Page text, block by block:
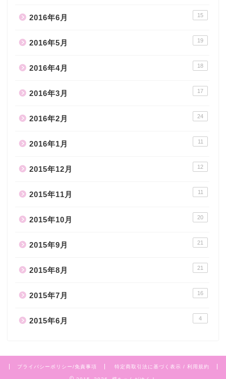
2016年6月 15
2016年5月 19
2016年4月 18
2016年3月 17
2016年2月 24
2016年1月 11
2015年12月 12
2015年11月 11
2015年10月 20
2015年9月 21
2015年8月 21
2015年7月 16
2015年6月 4
プライバシーポリシー/免責事項 特定商取引法に基づく表示 / 利用規約